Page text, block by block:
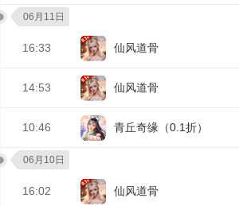
06月11日
16:33 仙风道骨
14:53 仙风道骨
10:46 青丘奇缘（0.1折）
06月10日
16:02 仙风道骨